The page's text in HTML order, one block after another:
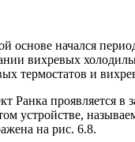
основе начался
вихревых
термостатов и
Ранка проявляется в
устройстве,
на рис. 6.8.